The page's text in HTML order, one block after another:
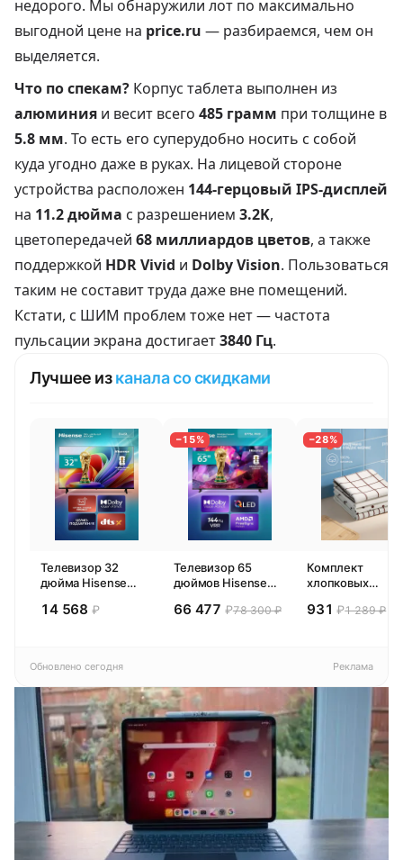
недорого. Мы обнаружили лот по максимально
выгодной цене на price.ru — разбираемся, чем он
выделяется.
Что по спекам? Корпус таблета выполнен из
алюминия и весит всего 485 грамм при толщине в
5.8 мм. То есть его суперудобно носить с собой
куда угодно даже в руках. На лицевой стороне
устройства расположен 144-герцовый IPS-дисплей
на 11.2 дюйма с разрешением 3.2K,
цветопередачей 68 миллиардов цветов, а также
поддержкой HDR Vivid и Dolby Vision. Пользоваться
таким не составит труда даже вне помещений.
Кстати, с ШИМ проблем тоже нет — частота
пульсации экрана достигает3840 Гц.
Лучшее изканала со скидками
Телевизор 32
дюйма Hisense
Смарт ТВ HD
14 568 ₽
−15%
Телевизор 65
дюймов Hisense
(2026) Смарт ТВ
66 477 ₽78 300 ₽
−28%
Комплект
хлопковых
полотенец 4 шт,
931₽1 289 ₽
Обновлено сегодня Реклама